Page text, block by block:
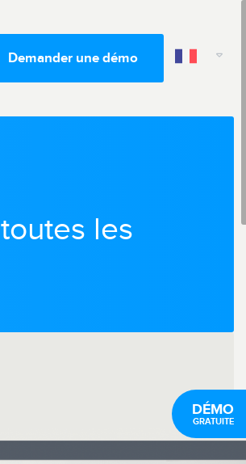
Demander une démo
les
DÉMO
GRATUITE